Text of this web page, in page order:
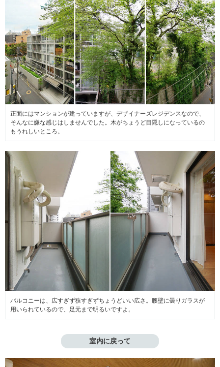
正面にはマンションが建っていますが、 デザイナーズレジデンスなので、
そんなに嫌な感じはしませんでした。 木がちょうど目隠しになっているの
もうれしいところ。
バルコニーは、広すぎず狭すぎずちょうどいい広さ。腰壁に曇りガラスが
用いられているので、足元まで明るいですよ。
室内に戻って